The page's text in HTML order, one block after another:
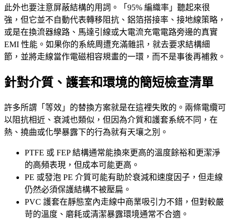
此外也要注意屏蔽結構的用詞。「95% 編織率」聽起來很
強，但它並不自動代表轉移阻抗、鋁箔搭接率、接地線策略，
或是在換流器線路、馬達引線或大電流充電電路旁邊的真實
EMI 性能。如果你的系統周遭充滿雜訊，就去要求結構細
節，並將走線當作電磁相容規畫的一環，而不是事後再補救。
針對介質、護套和環境的簡短檢查清單
許多所謂「等效」的替換方案就是在這裡失敗的。兩條電纜可
以阻抗相近、衰減也類似，但因為介質和護套系統不同，在
熱、撓曲或化學暴露下的行為就有天壤之別。
PTFE 或 FEP 結構通常能換來更高的溫度餘裕和更潔淨
的高頻表現，但成本可能更高。
PE 或發泡 PE 介質可能有助於衰減和速度因子，但走線
仍然必須保護結構不被壓扁。
PVC 護套在靜態室內走線中商業吸引力不錯，但對較嚴
苛的溫度、磨耗或清潔暴露環境通常不合適。